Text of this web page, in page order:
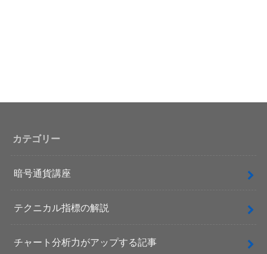
カテゴリー
暗号通貨講座
テクニカル指標の解説
チャート分析力がアップする記事